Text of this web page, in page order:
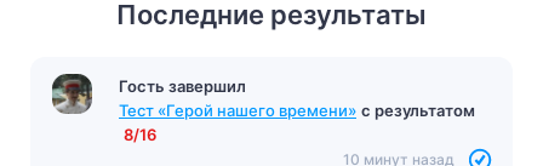
Последние результаты
Гость завершил
Тест «Герой нашего времени» с результатом
8/16
10 минут назад